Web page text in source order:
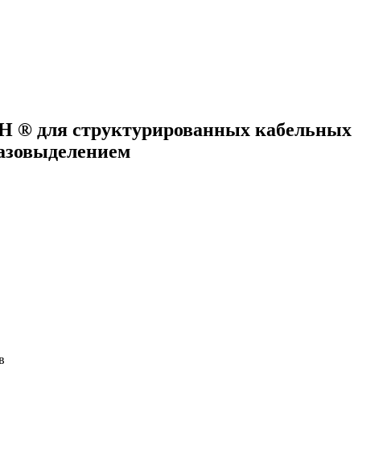
для структурированных кабельных